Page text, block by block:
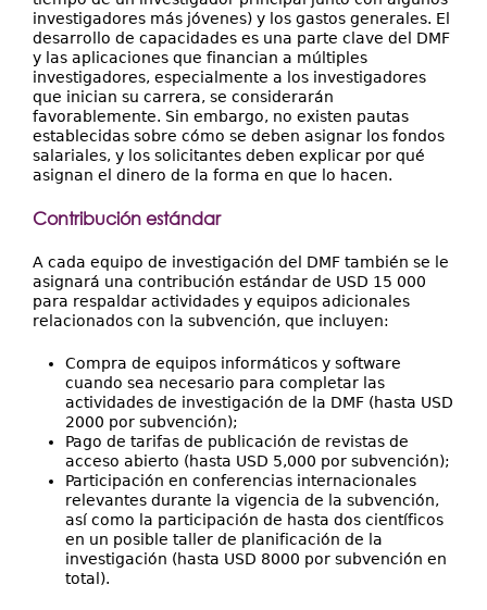
investigadores más jóvenes) y los gastos generales. El
desarrollo de capacidades es una parte clave del DMF
y las aplicaciones que financian a múltiples
investigadores, especialmente a los investigadores
que inician su carrera, se considerarán
favorablemente. Sin embargo, no existen pautas
establecidas sobre cómo se deben asignar los fondos
salariales, y los solicitantes deben explicar por qué
asignan el dinero de la forma en que lo hacen.
Contribución estándar
A cada equipo de investigación del DMF también se le
asignará una contribución estándar de USD 15 000
para respaldar actividades y equipos adicionales
relacionados con la subvención, que incluyen:
Compra de equipos informáticos y software
cuando sea necesario para completar las
actividades de investigación de la DMF (hasta USD
2000 por subvención);
Pago de tarifas de publicación de revistas de
acceso abierto (hasta USD 5,000 por subvención);
Participación en conferencias internacionales
relevantes durante la vigencia de la subvención,
así como la participación de hasta dos científicos
en un posible taller de planificación de la
investigación (hasta USD 8000 por subvención en
total).